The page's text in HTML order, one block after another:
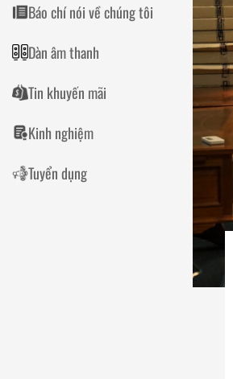
Báo chí nói về chúng tôi
Dàn âm thanh
Tin khuyến mãi
Kinh nghiệm
Tuyển dụng